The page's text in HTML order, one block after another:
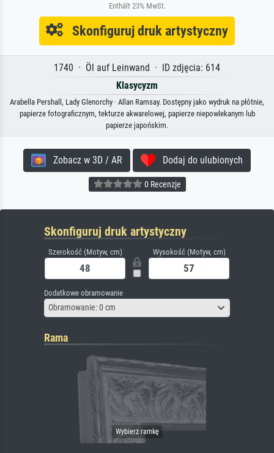
Enthält 23% MwSt.
Skonfiguruj druk artystyczny
1740 · Öl auf Leinwand · ID zdjęcia: 614
Klasycyzm
Arabella Pershall, Lady Glenorchy · Allan Ramsay. Dostępny jako wydruk na płótnie,
papierze fotograficznym, tekturze akwarelowej, papierze niepowlekanym lub
papierze japońskim.
Zobacz w 3D / AR Dodaj do ulubionych
0 Recenzje
Skonfiguruj druk artystyczny
Szerokość (Motyw, cm) Wysokość (Motyw, cm)
Dodatkowe obramowanie
Obramowanie: 0 cm
Rama